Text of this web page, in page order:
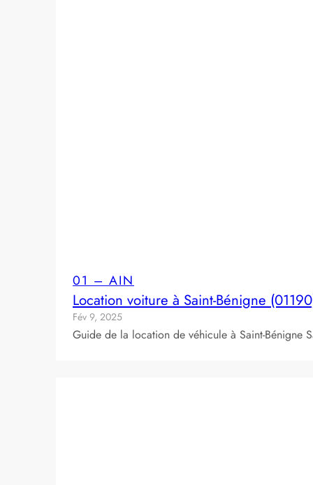
01 – AIN
Location voiture à Saint-Bénigne
Fév 9, 2025
Guide de la location de véhicule à Saint-Bénigne